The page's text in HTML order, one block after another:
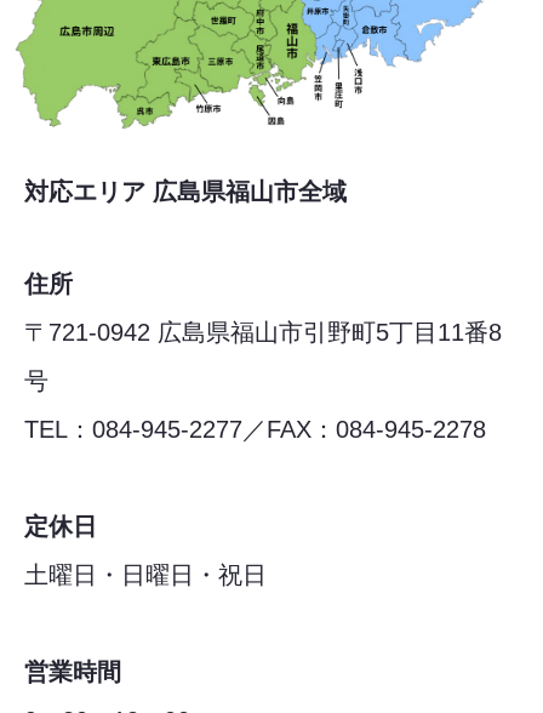
対応エリア 広島県福山市全域
住所
〒721-0942 広島県福山市引野町5丁目11番8
号
TEL：084-945-2277／FAX：084-945-2278
定休日
土曜日・日曜日・祝日
営業時間